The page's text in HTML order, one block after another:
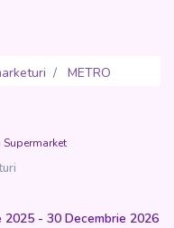
METRO
2025 - 30 Decembrie 2026